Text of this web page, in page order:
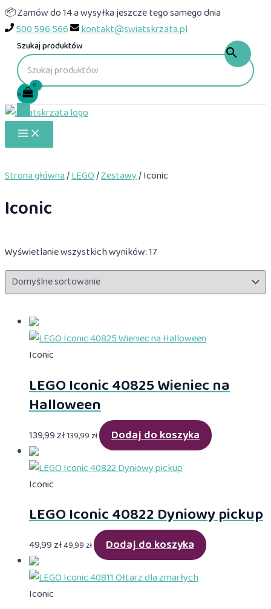
Przejdź
do
treści
📦 Zamów do 14 a wysyłka jeszcze tego samego dnia
500 596 566
kontakt@swiatskrzata.pl
Szukaj produktów
×
Main
Menu
Strona główna/LEGO/Zestawy/ Iconic
Iconic
Wyświetlanie wszystkich wyników: 17
Iconic
LEGO Iconic 40825 Wieniec na
Halloween
139,99zł139,99zł Dodaj do koszyka
Iconic
LEGO Iconic 40822 Dyniowy pickup
49,99zł49,99zł Dodaj do koszyka
Iconic